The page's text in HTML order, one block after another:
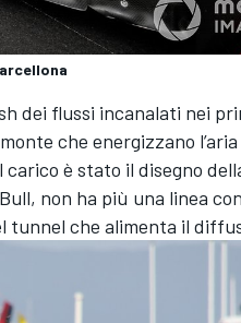
dei flussi incanalati nei
che energizzano
è stato il disegno
non ha più una linea
tunnel che alimenta il